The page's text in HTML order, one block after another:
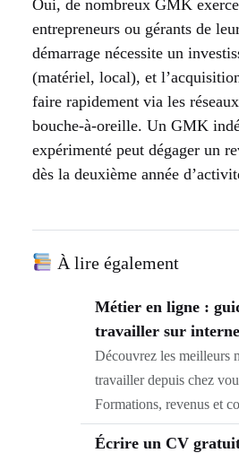
Oui, de nombreux GMK
entrepreneurs ou gérants de
démarrage nécessite un
(matériel, local), et
faire rapidement via les
bouche-à-oreille. Un GMK
expérimenté peut dégager un
dès la deuxième année
À lire également
Métier en ligne :
travailler sur
Découvrez les meilleurs
travailler depuis chez
Formations, revenus et
Écrire un CV